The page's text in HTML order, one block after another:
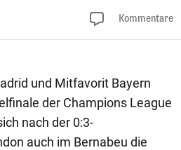
Kommentare
und Mitfavorit Bayern
der Champions League
nach der 0:3-
auch im Bernabeu die